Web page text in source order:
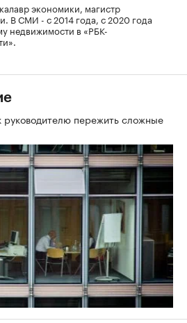
экономики, магистр
В СМИ - с 2014 года, с 2020 года
недвижимости в «РБК-
руководителю пережить сложные